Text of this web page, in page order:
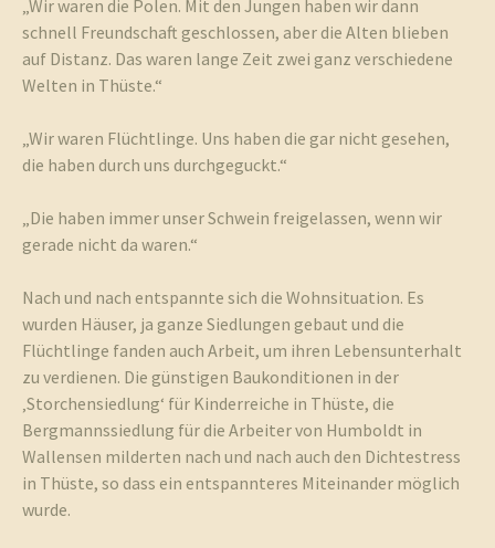
„Wir waren die Polen. Mit den Jungen haben wir dann
schnell Freundschaft geschlossen, aber die Alten blieben
auf Distanz. Das waren lange Zeit zwei ganz verschiedene
Welten in Thüste.“
„Wir waren Flüchtlinge. Uns haben die gar nicht gesehen,
die haben durch uns durchgeguckt.“
„Die haben immer unser Schwein freigelassen, wenn wir
gerade nicht da waren.“
Nach und nach entspannte sich die Wohnsituation. Es
wurden Häuser, ja ganze Siedlungen gebaut und die
Flüchtlinge fanden auch Arbeit, um ihren Lebensunterhalt
zu verdienen. Die günstigen Baukonditionen in der
‚Storchensiedlung‘ für Kinderreiche in Thüste, die
Bergmannssiedlung für die Arbeiter von Humboldt in
Wallensen milderten nach und nach auch den Dichtestress
in Thüste, so dass ein entspannteres Miteinander möglich
wurde.